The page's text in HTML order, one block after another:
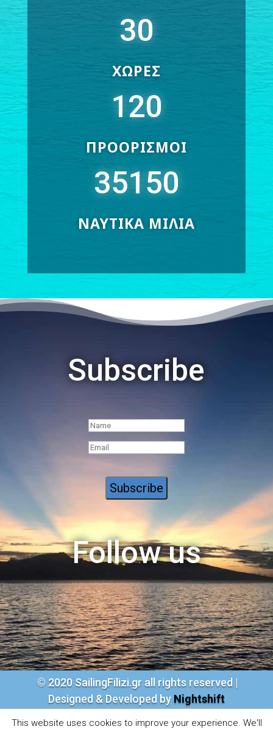
30
ΧΩΡΕΣ
120
ΠΡΟΟΡΙΣΜΟΙ
35150
ΝΑΥΤΙΚΑ ΜΙΛΙΑ
Subscribe
Follow us
© 2020 SailingFilizi.gr all rights reserved |
Designed & Developed byNightshift
This website uses cookies to improve your experience. We'll